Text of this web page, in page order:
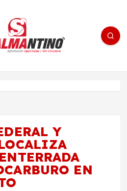
- medios/noticias/editorial
Y
EN